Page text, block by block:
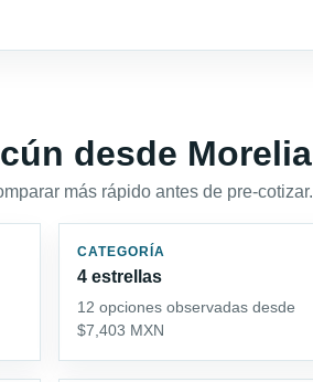
desde Morelia
más rápido antes de pre-cotizar.
CATEGORÍA
4 estrellas
12 opciones observadas desde
$7,403 MXN